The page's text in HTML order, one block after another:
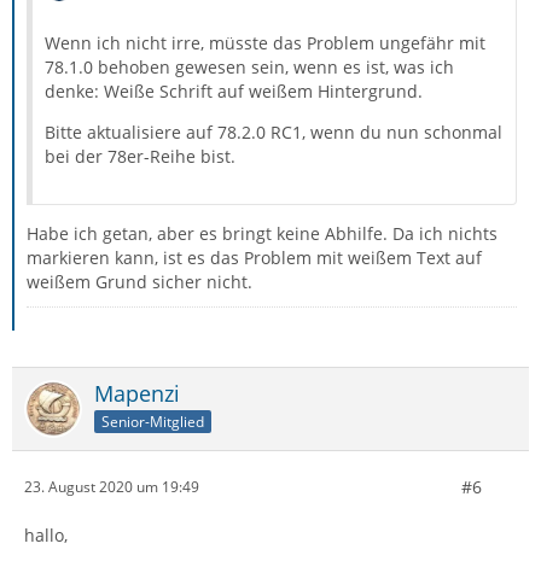
Wenn ich nicht irre, müsste das Problem ungefähr mit
78.1.0 behoben gewesen sein, wenn es ist, was ich
denke: Weiße Schrift auf weißem Hintergrund.
Bitte aktualisiere auf 78.2.0 RC1, wenn du nun schonmal
bei der 78er-Reihe bist.
Habe ich getan, aber es bringt keine Abhilfe. Da ich nichts
markieren kann, ist es das Problem mit weißem Text auf
weißem Grund sicher nicht.
Mapenzi
Senior-Mitglied
23. August 2020 um 19:49 #6
hallo,